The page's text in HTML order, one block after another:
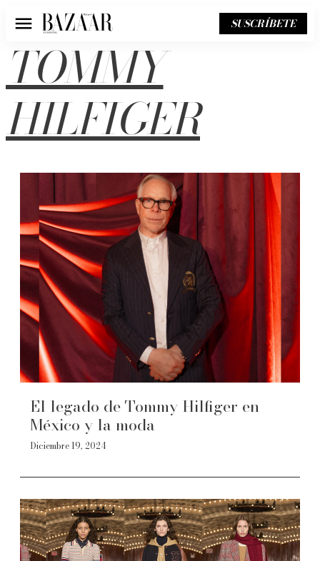
Menú SUSCRÍBETE
TOMMY
HILFIGER
El legado de Tommy Hilfiger en
México y la moda
Diciembre 19, 2024